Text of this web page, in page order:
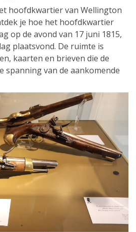
hoofdkwartier van Wellington
je hoe het hoofdkwartier
op de avond van 17 juni 1815,
plaatsvond. De ruimte is
kaarten en brieven die de
spanning van de aankomende